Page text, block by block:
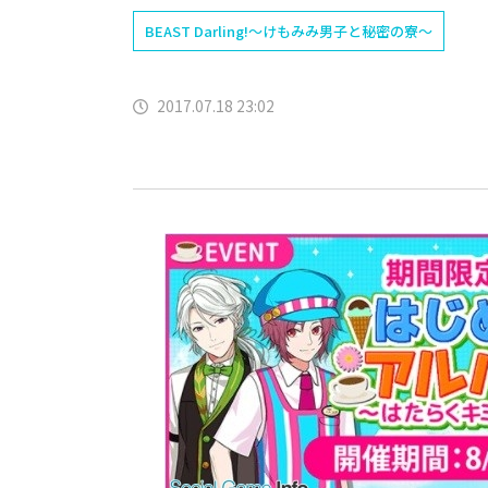
BEAST Darling!～けもみみ男子と秘密の寮～
2017.07.18 23:02